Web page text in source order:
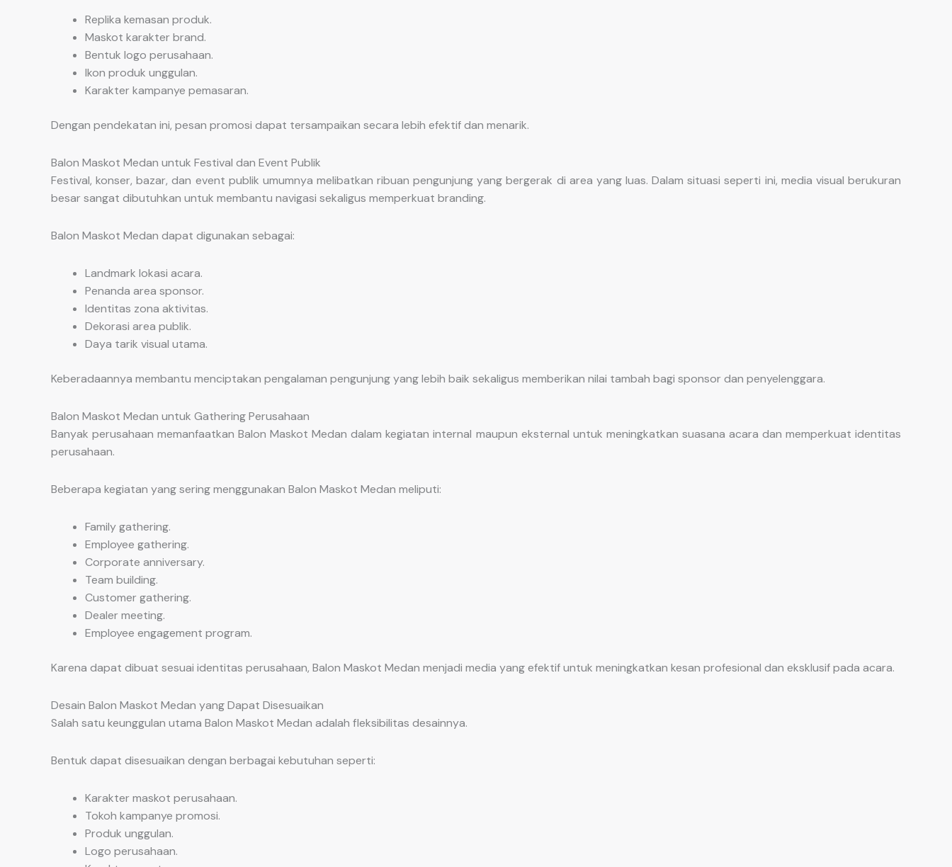
Replika kemasan produk.
Maskot karakter brand.
Bentuk logo perusahaan.
Ikon produk unggulan.
Karakter kampanye pemasaran.
Dengan pendekatan ini, pesan promosi dapat tersampaikan secara lebih efektif dan menarik.
Balon Maskot Medan untuk Festival dan Event Publik
Festival, konser, bazar, dan event publik umumnya melibatkan ribuan pengunjung yang bergerak di area yang luas. Dalam situasi seperti ini, media visual berukuran
besar sangat dibutuhkan untuk membantu navigasi sekaligus memperkuat branding.
Balon Maskot Medan dapat digunakan sebagai:
Landmark lokasi acara.
Penanda area sponsor.
Identitas zona aktivitas.
Dekorasi area publik.
Daya tarik visual utama.
Keberadaannya membantu menciptakan pengalaman pengunjung yang lebih baik sekaligus memberikan nilai tambah bagi sponsor dan penyelenggara.
Balon Maskot Medan untuk Gathering Perusahaan
Banyak perusahaan memanfaatkan Balon Maskot Medan dalam kegiatan internal maupun eksternal untuk meningkatkan suasana acara dan memperkuat identitas
perusahaan.
Beberapa kegiatan yang sering menggunakan Balon Maskot Medan meliputi:
Family gathering.
Employee gathering.
Corporate anniversary.
Team building.
Customer gathering.
Dealer meeting.
Employee engagement program.
Karena dapat dibuat sesuai identitas perusahaan, Balon Maskot Medan menjadi media yang efektif untuk meningkatkan kesan profesional dan eksklusif pada acara.
Desain Balon Maskot Medan yang Dapat Disesuaikan
Salah satu keunggulan utama Balon Maskot Medan adalah fleksibilitas desainnya.
Bentuk dapat disesuaikan dengan berbagai kebutuhan seperti:
Karakter maskot perusahaan.
Tokoh kampanye promosi.
Produk unggulan.
Logo perusahaan.